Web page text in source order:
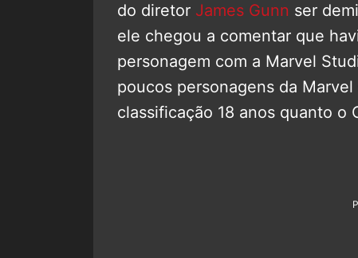
do diretor James Gunn ser
ele chegou a comentar que
personagem com a Marvel
poucos personagens da
classificação 18 anos quanto o